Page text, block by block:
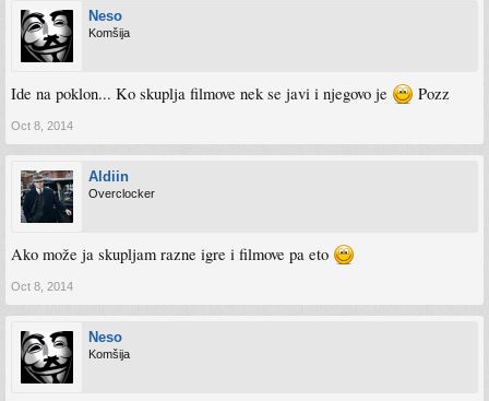
Neso
Komšija
Ide na poklon... Ko skuplja filmove nek se javi i njegovo je Pozz
Oct 8, 2014
Aldiin
Overclocker
Ako može ja skupljam razne igre i filmove pa eto
Oct 8, 2014
Neso
Komšija